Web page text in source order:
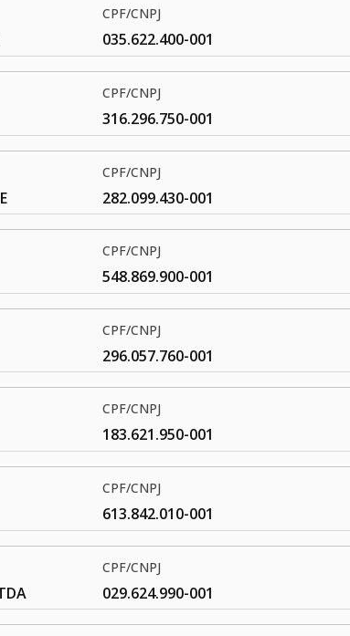
CPF/CNPJ
035.622.400-001
CPF/CNPJ
316.296.750-001
CPF/CNPJ
282.099.430-001
CPF/CNPJ
548.869.900-001
CPF/CNPJ
296.057.760-001
CPF/CNPJ
183.621.950-001
CPF/CNPJ
613.842.010-001
CPF/CNPJ
029.624.990-001